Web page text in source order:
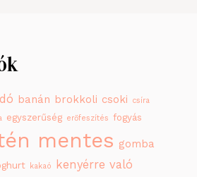
banán brokkoli csoki csíra
egyszerűség erőfeszítés fogyás
mentes gomba
kakaó kenyérre való